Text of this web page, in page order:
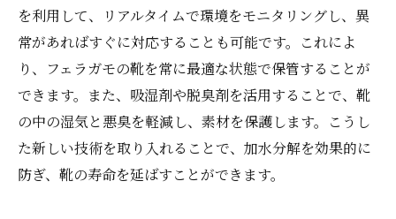
を利用して、リアルタイムで環境をモニタリングし、異
常があればすぐに対応することも可能です。これによ
り、フェラガモの靴を常に最適な状態で保管することが
できます。また、吸湿剤や脱臭剤を活用することで、靴
の中の湿気と悪臭を軽減し、素材を保護します。こうし
た新しい技術を取り入れることで、加水分解を効果的に
防ぎ、靴の寿命を延ばすことができます。